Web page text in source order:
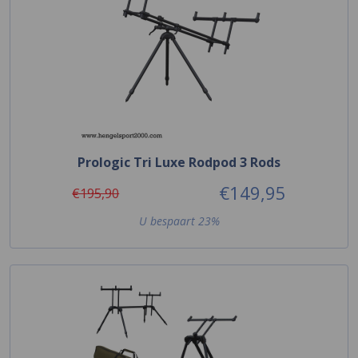
Prologic Tri Luxe Rodpod 3 Rods
€195,90
€149,95
U bespaart 23%